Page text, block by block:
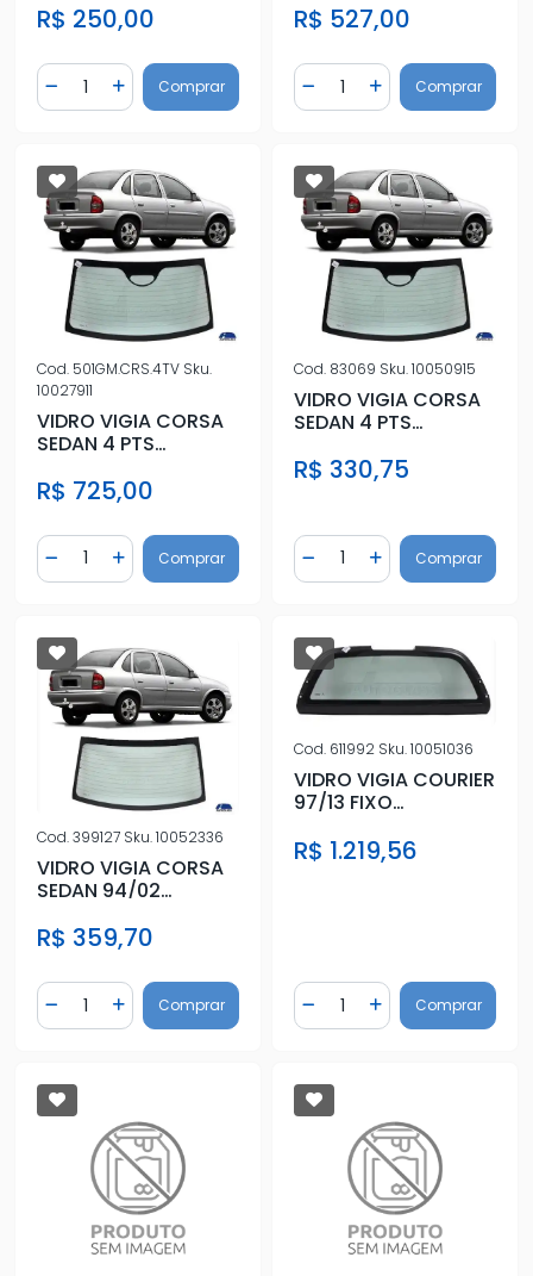
R$ 250,00
Diminuir Quantidade
Quantidade
Adicionar Quantidade
Comprar
R$ 527,00
Diminuir Quantidade
Quantidade
AdicionarComprar
Cod. 501GM.CRS.4TV Sku.
10027911
VIDRO VIGIA CORSA
SEDAN 4 PTS
C/ANTIB
R$ 725,00
Diminuir Quantidade
Quantidade
Adicionar Quantidade
Comprar
Cod. 83069 Sku.10050915
VIDRO VIGIA CORSA
SEDAN 4 PTS
C/ANTIB
R$ 330,75
Diminuir Quantidade
Quantidade
AdicionarComprar
Cod.399127 Sku.10052336
VIDRO VIGIA CORSA
SEDAN 94/02
R$ 359,70
Diminuir Quantidade
Quantidade
Adicionar Quantidade
Comprar
Cod. 611992 Sku.10051036
VIDRO VIGIA COURIER
97/13 FIXO
R$ 1.219,56
Diminuir Quantidade
Quantidade
AdicionarComprar